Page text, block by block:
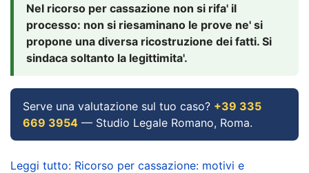
Nel ricorso per cassazione non si rifa' il
processo: non si riesaminano le prove ne' si
propone una diversa ricostruzione dei fatti. Si
sindaca soltanto la legittimita'.
Serve una valutazione sul tuo caso? +39 335
669 3954 — Studio Legale Romano, Roma.
Leggi tutto: Ricorso per cassazione: motivi e